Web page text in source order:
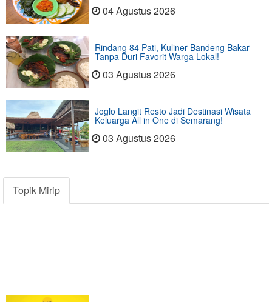
04 Agustus 2026
Rindang 84 Pati, Kuliner Bandeng Bakar
Tanpa Duri Favorit Warga Lokal!
03 Agustus 2026
Joglo Langit Resto Jadi Destinasi Wisata
Keluarga All in One di Semarang!
03 Agustus 2026
Topik Mirip